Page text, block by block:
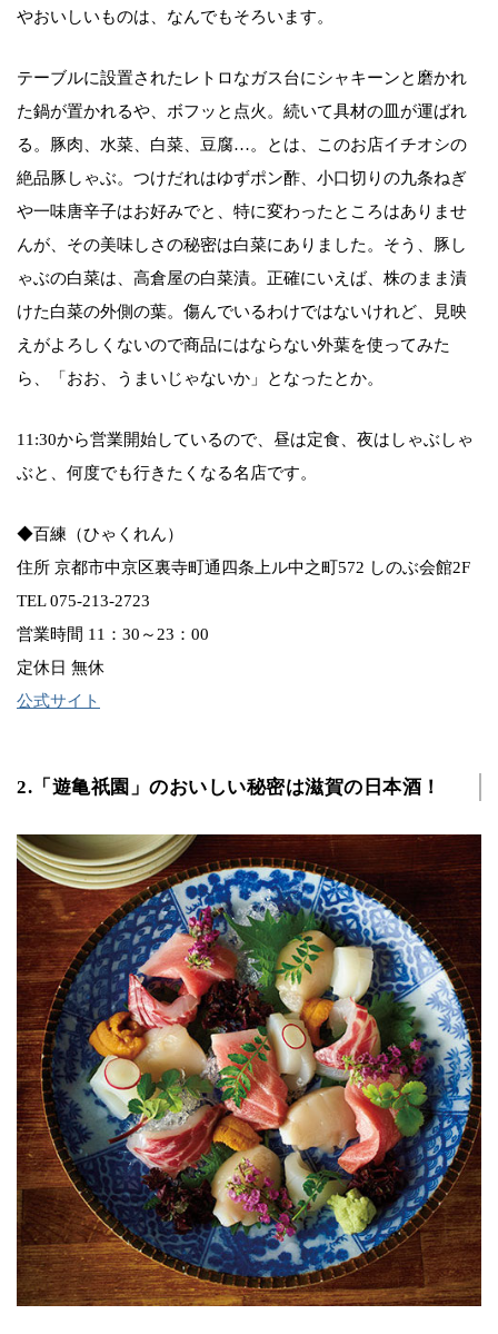
やおいしいものは、なんでもそろいます。
テーブルに設置されたレトロなガス台にシャキーンと磨かれ
た鍋が置かれるや、ボフッと点火。続いて具材の皿が運ばれ
る。豚肉、水菜、白菜、豆腐…。とは、このお店イチオシの
絶品豚しゃぶ。つけだれはゆずポン酢、小口切りの九条ねぎ
や一味唐辛子はお好みでと、特に変わったところはありませ
んが、その美味しさの秘密は白菜にありました。そう、豚し
ゃぶの白菜は、高倉屋の白菜漬。正確にいえば、株のまま漬
けた白菜の外側の葉。傷んでいるわけではないけれど、見映
えがよろしくないので商品にはならない外葉を使ってみた
ら、「おお、うまいじゃないか」となったとか。
11:30から営業開始しているので、昼は定食、夜はしゃぶしゃ
ぶと、何度でも行きたくなる名店です。
◆百練（ひゃくれん）
住所 京都市中京区裏寺町通四条上ル中之町572 しのぶ会館2F
TEL 075-213-2723
営業時間 11：30～23：00
定休日 無休
公式サイト
2.「遊亀祇園」のおいしい秘密は滋賀の日本酒！